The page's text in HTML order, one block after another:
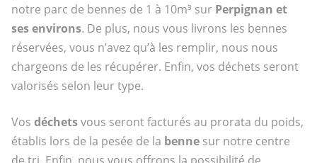
notre parc de bennes de 1 à 10m³ sur Perpignan et
ses environs. De plus, nous vous livrons les bennes
réservées, vous n’avez qu’à les remplir, nous nous
chargeons de les récupérer. Enfin, vos déchets seront
valorisés selon leur type.
Vos déchetsvous seront facturés au prorata du poids,
établis lors de la pesée de la bennesur notre centre
de tri. Enfin, nous vous offrons la possibilité de